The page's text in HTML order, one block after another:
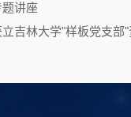
题讲座
吉林大学"样板党支部